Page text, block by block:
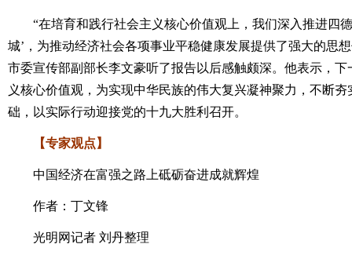
“在培育和践行社会主义核心价值观上，我们深入推进四德
城’，为推动经济社会各项事业平稳健康发展提供了强大的思
市委宣传部副部长李文豪听了报告以后感触颇深。他表示，
义核心价值观，为实现中华民族的伟大复兴凝神聚力，不断
础，以实际行动迎接党的十九大胜利召开。
【专家观点】
中国经济在富强之路上砥砺奋进成就辉煌
作者：丁文锋
光明网记者 刘丹整理